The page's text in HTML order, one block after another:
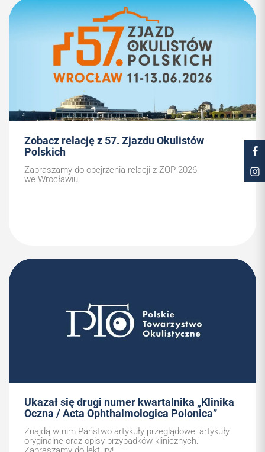
Zobacz relację z 57. Zjazdu Okulistów
Polskich
Zapraszamy do obejrzenia relacji z ZOP 2026
we Wrocławiu.
Ukazał się drugi numer kwartalnika „Klinika
Oczna / Acta Ophthalmologica Polonica”
Znajdą w nim Państwo artykuły przeglądowe, artykuły
oryginalne oraz opisy przypadków klinicznych.